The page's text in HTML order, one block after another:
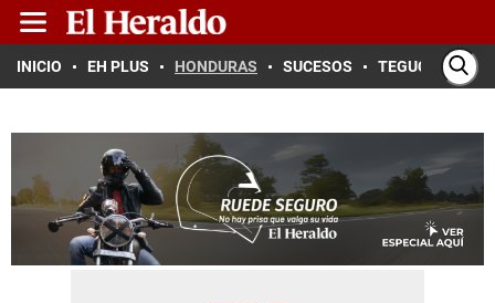
INICIO EH PLUS HONDURAS SUCESOS TEGUCIGALPA